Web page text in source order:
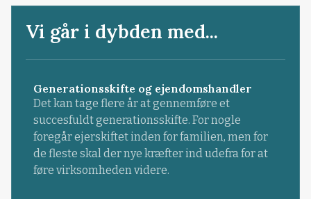
Vi går i dybden med...
Generationsskifte og ejendomshandler
Det kan tage flere år at gennemføre et
succesfuldt generationsskifte. For nogle
foregår ejerskiftet inden for familien, men for
de fleste skal der nye kræfter ind udefra for at
føre virksomheden videre.